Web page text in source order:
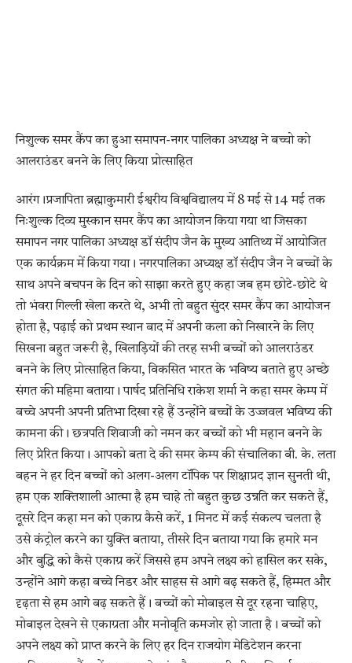
निशुल्क समर कैंप का हुआ समापन-नगर पालिका अध्यक्ष ने बच्चो को
आलराउंडर बनने के लिए किया प्रोत्साहित
आरंग।प्रजापिता ब्रह्माकुमारी ईश्वरीय विश्वविद्यालय में 8 मई से 14 मई तक
निःशुल्क दिव्य मुस्कान समर कैंप का आयोजन किया गया था जिसका
समापन नगर पालिका अध्यक्ष डॉ संदीप जैन के मुख्य आतिथ्य में आयोजित
एक कार्यक्रम में किया गया। नगरपालिका अध्यक्ष डॉ संदीप जैन ने बच्चों के
साथ अपने बचपन के दिन को साझा करते हुए कहा जब हम छोटे-छोटे थे
तो भंवरा गिल्ली खेला करते थे, अभी तो बहुत सुंदर समर कैंप का आयोजन
होता है, पढ़ाई को प्रथम स्थान बाद में अपनी कला को निखारने के लिए
सिखना बहुत जरूरी है, खिलाड़ियों की तरह सभी बच्चों को आलराउंडर
बनने के लिए प्रोत्साहित किया, विकसित भारत के भविष्य बताते हुए अच्छे
संगत की महिमा बताया। पार्षद प्रतिनिधि राकेश शर्मा ने कहा समर केम्प में
बच्चे अपनी अपनी प्रतिभा दिखा रहे हैं उन्होंने बच्चों के उज्जवल भविष्य की
कामना की। छत्रपति शिवाजी को नमन कर बच्चों को भी महान बनने के
लिए प्रेरित किया। आपको बता दे की समर केम्प की संचालिका बी. के. लता
बहन ने हर दिन बच्चों को अलग-अलग टॉपिक पर शिक्षाप्रद ज्ञान सुनती थी,
हम एक शक्तिशाली आत्मा है हम चाहे तो बहुत कुछ उन्नति कर सकते हैं,
दूसरे दिन कहा मन को एकाग्र कैसे करें, 1 मिनट में कई संकल्प चलता है
उसे कंट्रोल करने का युक्ति बताया, तीसरे दिन बताया गया कि हमारे मन
और बुद्धि को कैसे एकाग्र करें जिससे हम अपने लक्ष्य को हासिल कर सके,
उन्होंने आगे कहा बच्चे निडर और साहस से आगे बढ़ सकते हैं, हिम्मत और
दृढ़ता से हम आगे बढ़ सकते हैं। बच्चों को मोबाइल से दूर रहना चाहिए,
मोबाइल देखने से एकाग्रता और मनोवृति कमजोर हो जाता है। बच्चों को
अपने लक्ष्य को प्राप्त करने के लिए हर दिन राजयोग मेडिटेशन करना